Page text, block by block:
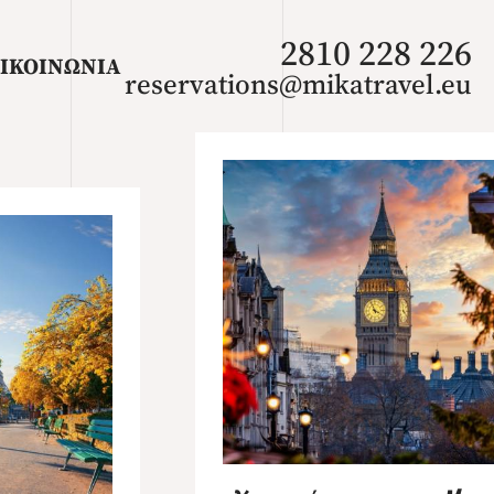
Καλοκαίρι 2026 Φθινόπωρο 2026
ΑΦΡΙΚΗ
2810 228 226
reservations@mikatravel.eu